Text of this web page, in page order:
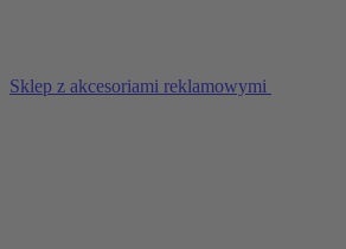
Sklep z akcesoriami reklamowymi